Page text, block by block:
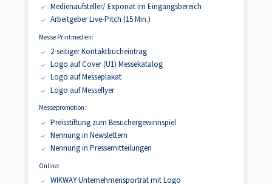
Medienaufsteller/ Exponat im Eingangsbereich
Arbeitgeber Live-Pitch (15 Min.)
Messe Printmedien:
2-seitiger Kontaktbucheintrag
Logo auf Cover (U1) Messekatalog
Logo auf Messeplakat
Logo auf Messeflyer
Messepromotion:
Preisstiftung zum Besuchergewinnspiel
Nennung in Newslettern
Nennung in Pressemitteilungen
Online:
WIKWAY Unternehmensporträt mit Logo